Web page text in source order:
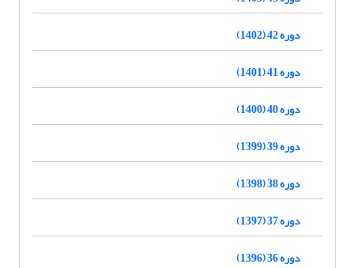
دوره 42 (1402)
دوره 41 (1401)
دوره 40 (1400)
دوره 39 (1399)
دوره 38 (1398)
دوره 37 (1397)
دوره 36 (1396)